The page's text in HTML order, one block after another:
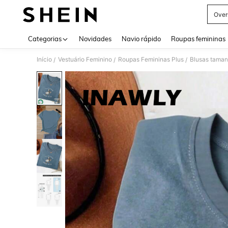
Categorias Novidades Navio rápido Roupas femininas
Início / Vestuário Feminino / Roupas Femininas Plus / Blusas